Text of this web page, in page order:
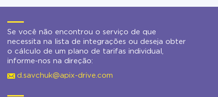
Se você não encontrou o serviço de que
necessita na lista de integrações ou deseja obter
o cálculo de um plano de tarifas individual,
informe-nos na direção:
d.savchuk@apix-drive.com